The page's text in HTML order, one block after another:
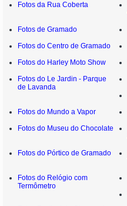
Fotos da Rua Coberta
Fotos de Gramado
Fotos do Centro de Gramado
Fotos do Harley Moto Show
Fotos do Le Jardin - Parque
de Lavanda
Fotos do Mundo a Vapor
Fotos do Museu do Chocolate
Fotos do Pórtico de Gramado
Fotos do Relógio com
Termômetro